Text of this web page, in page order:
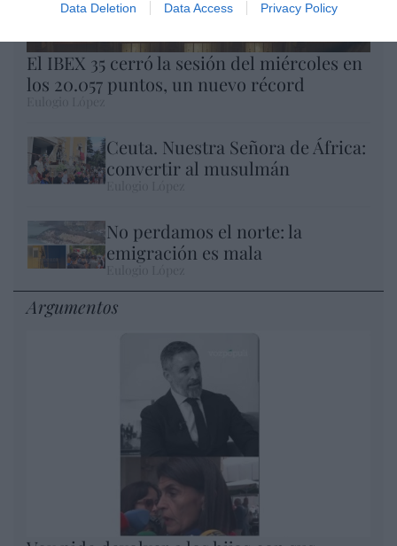
Data Deletion Data Access Privacy Policy
El IBEX 35 cerró la sesión del miércoles en
los 20.057 puntos, un nuevo récord
Ceuta. Nuestra Señora de África:
convertir al musulmán
No perdamos el norte: la
emigración es mala
Argumentos